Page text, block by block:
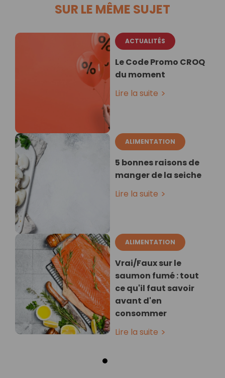
SUR LE MÊME SUJET
ACTUALITÉS
Le Code Promo CROQ
du moment
Lire la suite
ALIMENTATION
5 bonnes raisons de
manger de la seiche
Lire la suite
ALIMENTATION
Vrai/Faux sur le
saumon fumé : tout
ce qu'il faut savoir
avant d'en
consommer
Lire la suite